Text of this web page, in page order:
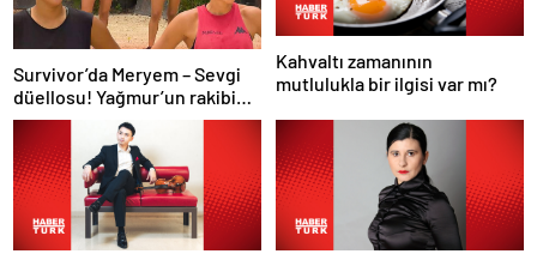
Survivor’da Meryem – Sevgi
düellosu! Yağmur’un rakibi
belli oldu
Kahvaltı zamanının
mutlulukla bir ilgisi var mı?